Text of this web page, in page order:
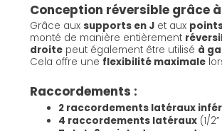
Conception réversible grâce
Grâce aux supports en J et aux
monté de manière entièrement
droite peut également être utilisé à
Cela offre une flexibilité maximale
Raccordements :
2 raccordements latéraux
4 raccordements latéraux (1/